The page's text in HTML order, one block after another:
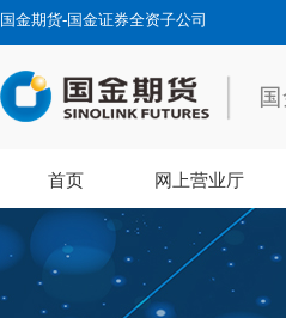
国金期货-国金证券全资子公司
首页 网上营业厅